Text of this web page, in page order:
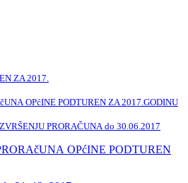
ZA 2017.
OPćINE PODTUREN ZA 2017.GODINU
PRORAČUNA do 30.06.2017
OPćINE PODTUREN